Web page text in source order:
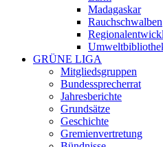
Madagaskar
Rauchschwalben
GRÜNE LIGA
Mitgliedsgruppen
Bundessprecherrat
Jahresberichte
Grundsätze
Geschichte
Gremienvertretung